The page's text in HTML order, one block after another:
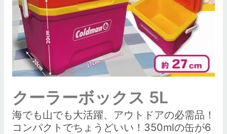
クーラーボックス 5L
海でも山でも大活躍、アウトドアの必需品！
コンパクトでちょうどいい！350mlの缶が6